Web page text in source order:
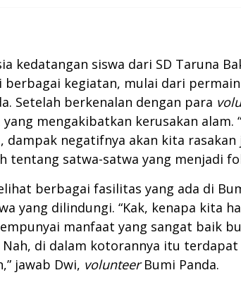
kedatangan siswa dari SD Taruna
kegiatan, mulai dari
Setelah berkenalan dengan para
mengakibatkan kerusakan alam.
negatifnya akan kita rasakan
satwa-satwa yang menjadi
berbagai fasilitas yang ada di
yang dilindungi. “Kak, kenapa kita
manfaat yang sangat baik
di dalam kotorannya itu
jawab Dwi, volunteerBumi Panda.